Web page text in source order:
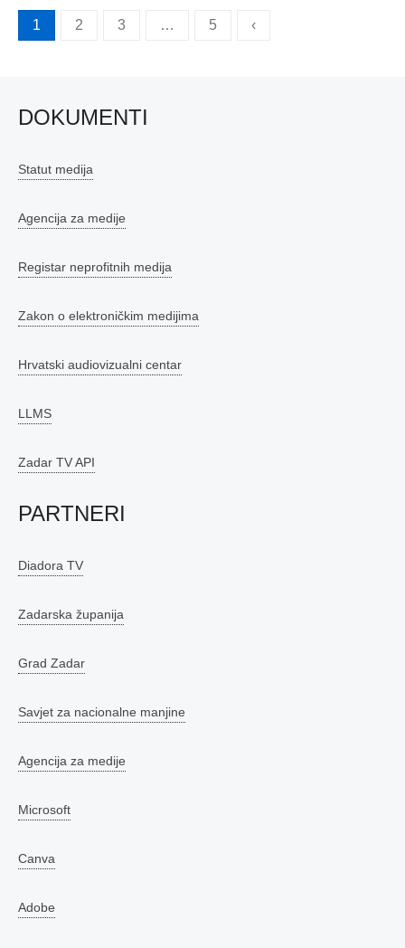
Brojevi
1 2 3 … 5 ‹
DOKUMENTI
Statut medija
Agencija za medije
Registar neprofitnih medija
Zakon o elektroničkim medijima
Hrvatski audiovizualni centar
LLMS
Zadar TV API
PARTNERI
Diadora TV
Zadarska županija
Grad Zadar
Savjet za nacionalne manjine
Agencija za medije
Microsoft
Canva
Adobe